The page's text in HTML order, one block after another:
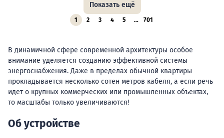
Показать ещё
1 2 3 4 5 … 701
В динамичной сфере современной архитектуры особое
внимание уделяется созданию эффективной системы
энергоснабжения. Даже в пределах обычной квартиры
прокладывается несколько сотен метров кабеля, а если речь
идет о крупных коммерческих или промышленных объектах,
то масштабы только увеличиваются!
Об устройстве